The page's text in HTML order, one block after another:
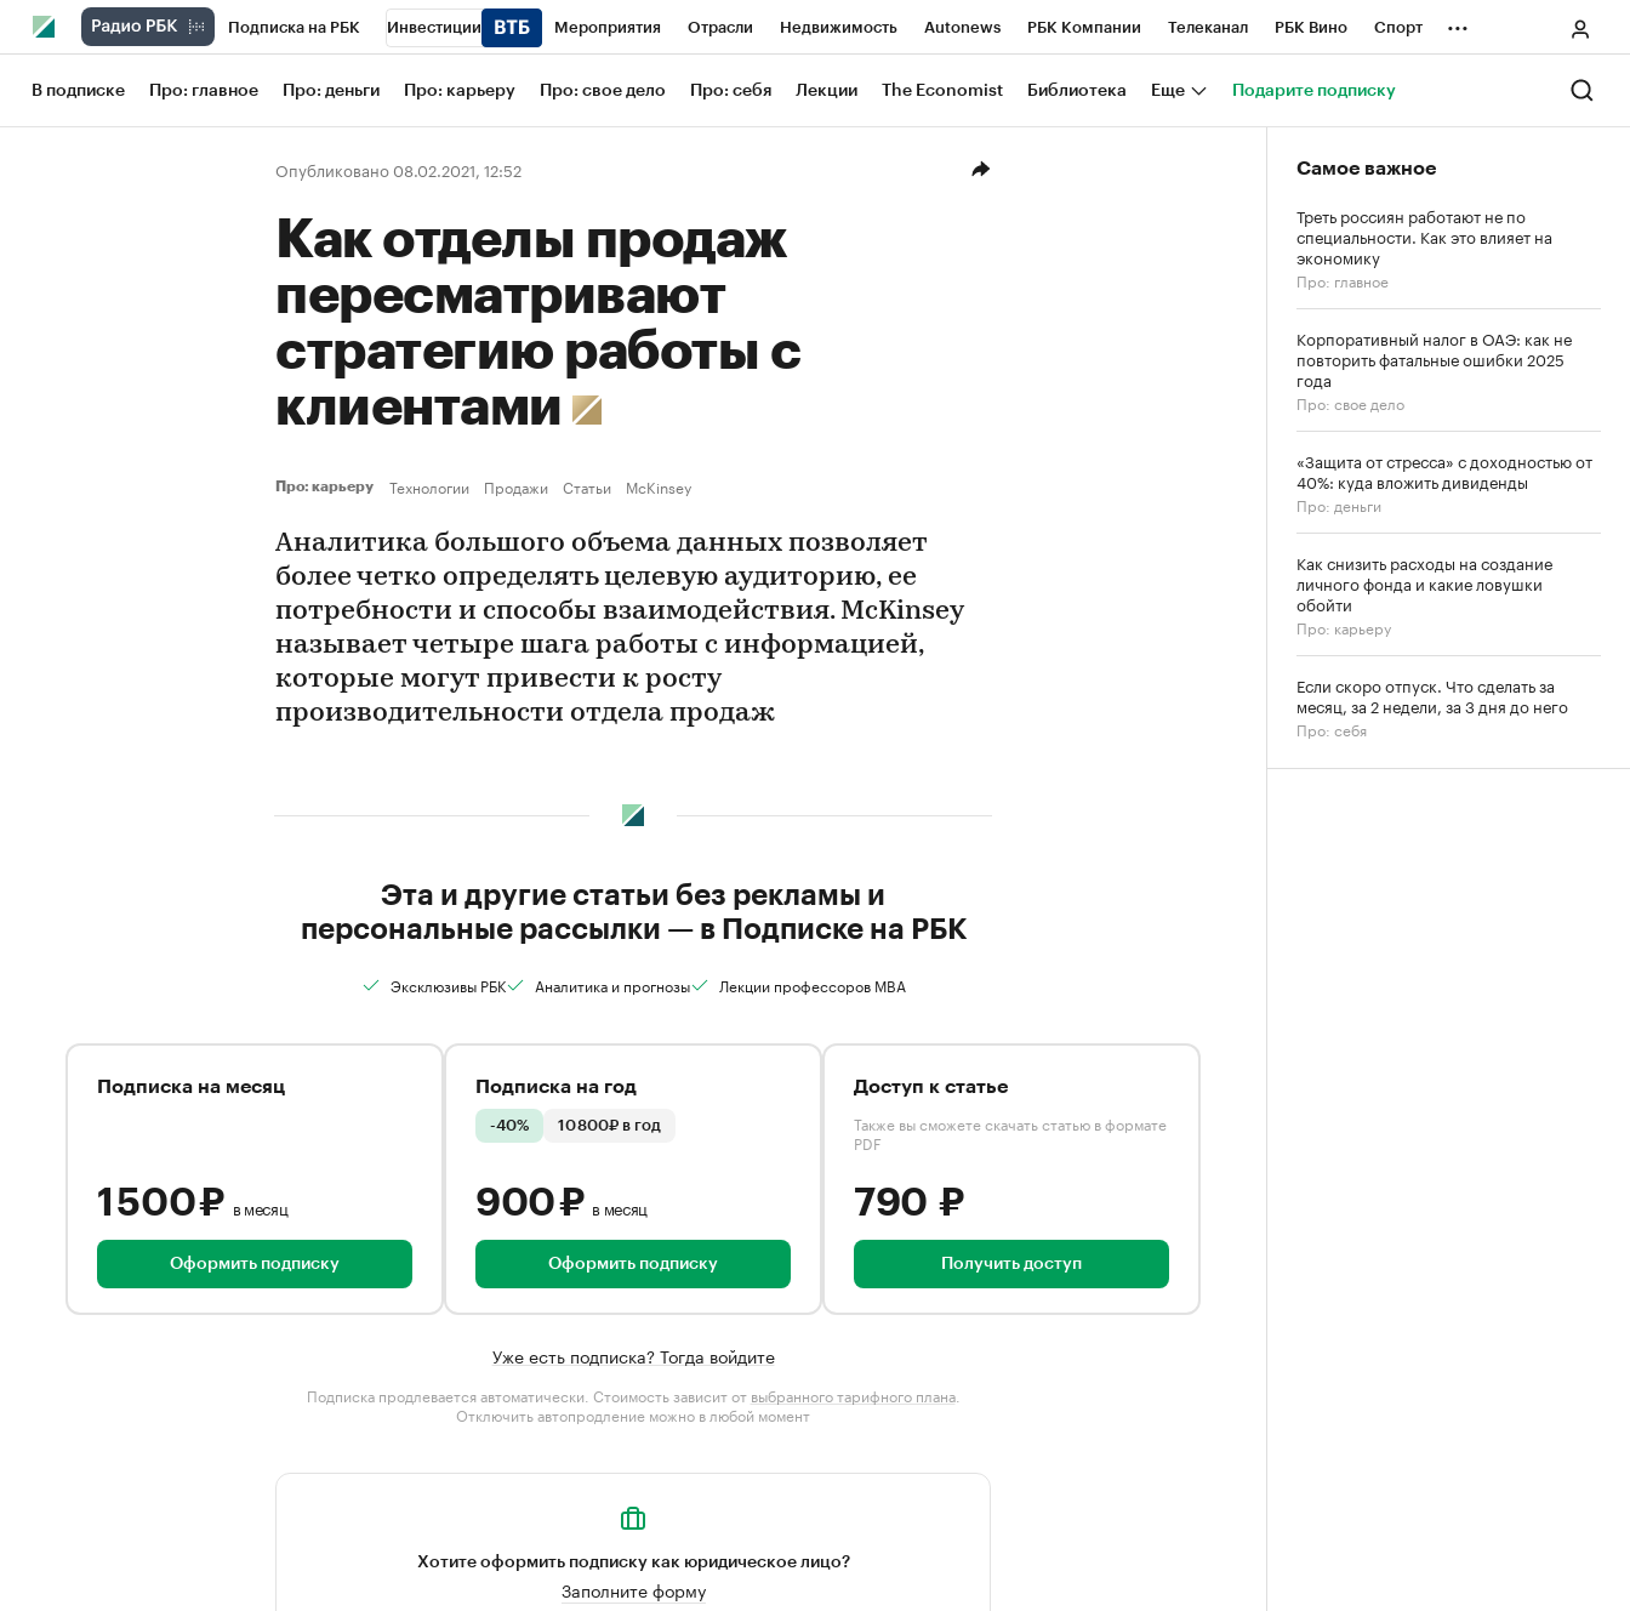
Подписка на РБК Инвестиции Мероприятия Отрасли Недвижимость Autonews РБК Компании Телеканал РБК Вино Спорт
Школа управления РБК РБК Образование РБК Life Тренды Визионеры Национальные проекты Город
Рынок наличной валюты
...
В подписке Про: главное Про: деньги Про: карьеру Про: свое дело Про: себя Лекции The Economist Библиотека Еще Подарите подписку
Опубликовано 08.02.2021, 12:52
Как отделы продаж
пересматривают
стратегию работы с
клиентами
Про: карьеру Технологии Продажи Статьи McKinsey
Аналитика большого объема данных позволяет
более четко определять целевую аудиторию, ее
потребности и способы взаимодействия. McKinsey
называет четыре шага работы с информацией,
которые могут привести к росту
производительности отдела продаж
Эта и другие статьи без рекламы и
персональные рассылки — в Подписке на РБК
Эксклюзивы РБК Аналитика и прогнозы Лекции профессоров MBA
Подписка на месяц
1 500 ₽ в месяц
Оформить подписку
Подписка на год
-40% 10 800₽ в год
900 ₽ в месяц
Оформить подписку
Доступ к статье
Также вы сможете скачать статью в формате
PDF
790 ₽
Получить доступ
Уже есть подписка? Тогда войдите
Подписка продлевается автоматически. Стоимость зависит от выбранного тарифного плана.
Отключить автопродление можно в любой момент
Хотите оформить подписку как юридическое лицо?
Заполните форму
Самое важное
Треть россиян работают не по
специальности. Как это влияет на
экономику
Про: главное
Корпоративный налог в ОАЭ: как не
повторить фатальные ошибки 2025
года
Про: свое дело
«Защита от стресса» с доходностью от
40%: куда вложить дивиденды
Про: деньги
Как снизить расходы на создание
личного фонда и какие ловушки
обойти
Про: карьеру
Если скоро отпуск. Что сделать за
месяц, за 2 недели, за 3 дня до него
Про: себя